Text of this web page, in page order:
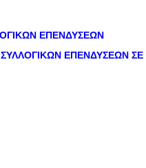
ΕΠΕΝΔΥΣΕΩΝ
ΕΠΕΝΔΥΣΕΩΝ ΣΕ